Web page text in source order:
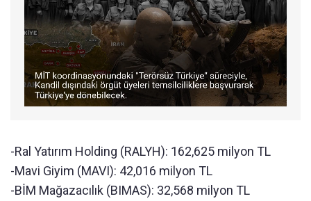
-Ral Yatırım Holding (RALYH): 162,625 milyon TL
-Mavi Giyim (MAVI): 42,016 milyon TL
-BİM Mağazacılık (BIMAS): 32,568 milyon TL